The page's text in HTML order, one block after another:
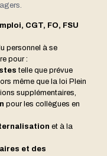
CGT, FO, FSU
personnel à se
pour :
telle que prévue
même que la loi Plein
supplémentaires,
pour les collègues en
et à la
et des